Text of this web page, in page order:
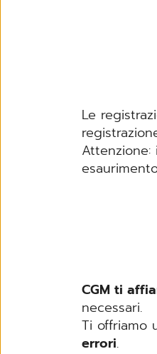
Le
CGM ti
necessari.
Ti offriamo
errori.